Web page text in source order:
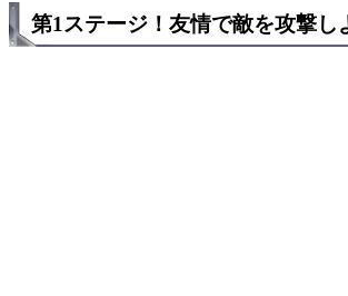
第1ステージ！友情で敵を攻撃し